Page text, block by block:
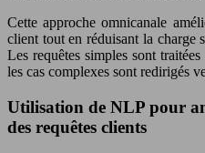
Cette approche omnicanale
client tout en réduisant la charge
Les requêtes simples sont
les cas complexes sont redirigés
Utilisation de NLP pour
des requêtes clients